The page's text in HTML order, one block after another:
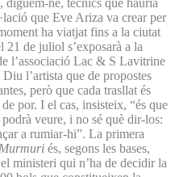
que Eve Ariza va crear per
ha viatjat fins a la ciutat
de juliol s’exposarà a la
l’associació Lac & S Lavitrine
l’artista que de propostes
però que cada trasllat és
por. I el cas, insisteix, “és que
veure, i no sé què dir-los:
a rumiar-hi”. La primera
Murmuri és, segons les bases,
ministeri qui n’ha de decidir la